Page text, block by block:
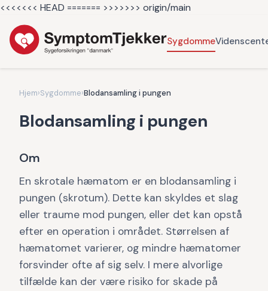
<<<<<<< HEAD ======= >>>>>>> origin/main
Sygdomme
Hjem›Sygdomme›Blodansamling i pungen
Blodansamling i pungen
Om
En skrotale hæmatom er en blodansamling i
pungen (skrotum). Dette kan skyldes et slag
eller traume mod pungen, eller det kan opstå
efter en operation i området. Størrelsen af
hæmatomet varierer, og mindre hæmatomer
forsvinder ofte af sig selv. I mere alvorlige
tilfælde kan der være risiko for skade på